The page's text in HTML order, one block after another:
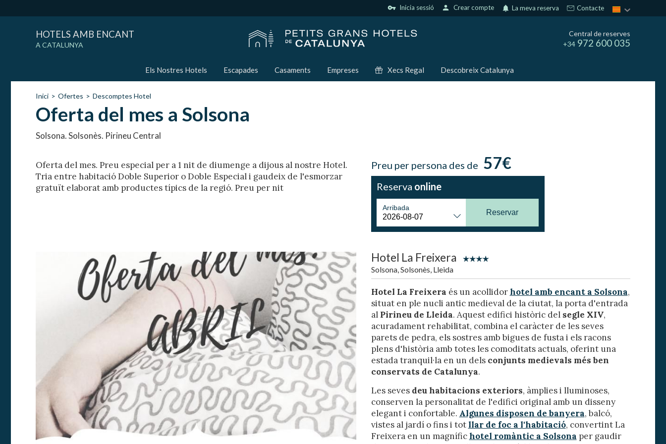
vpn_key Inicia sessió person Crear compte notifications La meva reserva Contacte
HOTELS AMB ENCANT
A CATALUNYA
Central de reserves
+34 972 600 035
Els Nostres Hotels Escapades Casaments Empreses Xecs Regal Descobreix Catalunya
Inici Ofertes Descomptes Hotel
Oferta del mes a Solsona
Solsona. Solsonès. Pirineu Central
Oferta del mes. Preu especial per a 1 nit de diumenge a dijous al nostre Hotel.
Tria entre habitació Doble Superior o Doble Especial i gaudeix de l'esmorzar
gratuït elaborat amb productes típics de la regió. Preu per nit
Preu per persona des de 57€
Reserva online
Arribada
Reservar
Hotel La Freixera
Solsona, Solsonès, Lleida
Hotel La Freixera és un acollidorhotel amb encant a Solsona,
situat en ple nucli antic medieval de la ciutat, la porta d'entrada
al Pirineu de Lleida. Aquest edifici històric del segle XIV,
acuradament rehabilitat, combina el caràcter de les seves
parets de pedra, els sostres amb bigues de fusta i els racons
plens d'història amb totes les comoditats actuals, oferint una
estada tranquil·la en un dels conjunts medievals més ben
conservats de Catalunya.
Les seves deu habitacions exteriors, àmplies i lluminoses,
conserven la personalitat de l'edifici original amb un disseny
elegant i confortable. Algunes disposen de banyera, balcó,
vistes al jardí o fins i totllar de foc a l'habitació, convertint La
Freixera en un magnífichotel romàntic a Solsona per gaudir
Modificar cookies
Tècniques i funcionals
Sempre activades
Aquest lloc web utilitza cookies pròpies per recopilar informació amb la finalitat de
millorar els nostres serveis. Si continua navegant, suposa l'acceptació de la instal·lació
de les mateixes. L'usuari té la possibilitat de configurar el navegador podent, si així ho
desitja, impedir que siguin instal·lades al disc dur, encara que haurà de tenir en
compte que aquesta acció podrà ocasionar dificultats de navegació de la pàgina web.